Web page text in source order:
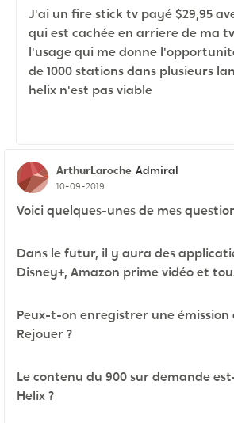
J'ai un fire stick tv payé $29,95
qui est cachée en arriere de ma
l'usage qui me donne
de 1000 stations dans plusieurs
helix n'est pas viable
ArthurLaroche Admiral
10-09-2019
Voici quelques-unes de mes
Dans le futur, il y aura des
Disney+, Amazon prime vidéo et
Peux-t-on enregistrer une émission
Rejouer ?
Le contenu du 900 sur demande
Helix ?